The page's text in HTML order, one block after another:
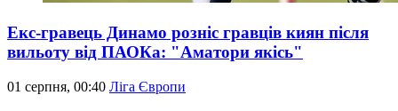
Екс-гравець Динамо розніс гравців киян після
вильоту від ПАОКа: "Аматори якісь"
01 серпня, 00:40 Ліга Європи